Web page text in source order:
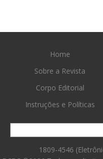
Home
Sobre a Revista
Corpo Editorial
Instruções e Políticas
1809-4546